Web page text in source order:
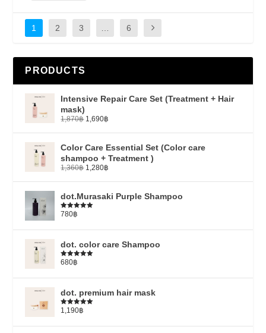
1 2 3 6
PRODUCTS
Intensive Repair Care Set (Treatment + Hair
mask)
1,870฿ 1,690฿
Color Care Essential Set (Color care
shampoo + Treatment )
1,360฿ 1,280฿
dot.Murasaki Purple Shampoo
5段階中
780฿
dot. color care Shampoo
5段階中
680฿
dot. premium hair mask
5段階中
1,190฿